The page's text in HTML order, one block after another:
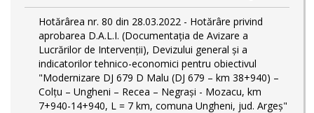
Hotărârea nr. 80 din 28.03.2022 - Hotărâre privind
aprobarea D.A.L.I. (Documentaţia de Avizare a
Lucrărilor de Intervenţii), Devizului general și a
indicatorilor tehnico-economici pentru obiectivul
"Modernizare DJ 679 D Malu (DJ 679 – km 38+940) –
Colțu – Ungheni – Recea – Negrași - Mozacu, km
7+940-14+940, L = 7 km, comuna Ungheni, jud. Argeș"